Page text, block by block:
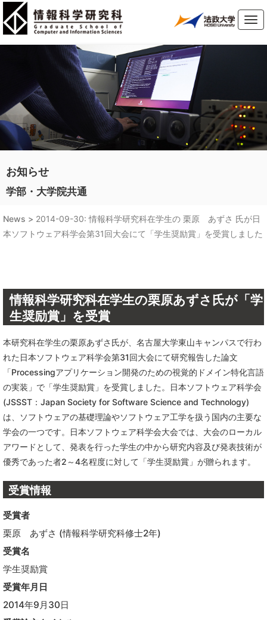
お知らせ
学部・大学院共通
News > 2014-09-30: 情報科学研究科在学生の 栗原 あずさ 氏が日
本ソフトウェア科学会第31回大会にて「学生奨励賞」を受賞しました
情報科学研究科在学生の栗原あずさ氏が「学
生奨励賞」を受賞
本研究科在学生の栗原あずさ氏が、名古屋大学東山キャンパスで行わ
れた日本ソフトウェア科学会第31回大会にて研究報告した論文
「Processingアプリケーション開発のための視覚的ドメイン特化言語
の実装」で「学生奨励賞」を受賞しました。日本ソフトウェア科学会
(JSSST：Japan Society for Software Science and Technology)
は、ソフトウェアの基礎理論やソフトウェア工学を扱う国内の主要な
学会の一つです。日本ソフトウェア科学会大会では、大会のローカル
アワードとして、発表を行った学生の中から研究内容及び発表技術が
優秀であった者2～4名程度に対して「学生奨励賞」が贈られます。
受賞情報
受賞者
栗原 あずさ (情報科学研究科修士2年)
受賞名
学生奨励賞
受賞年月日
2014年9月30日